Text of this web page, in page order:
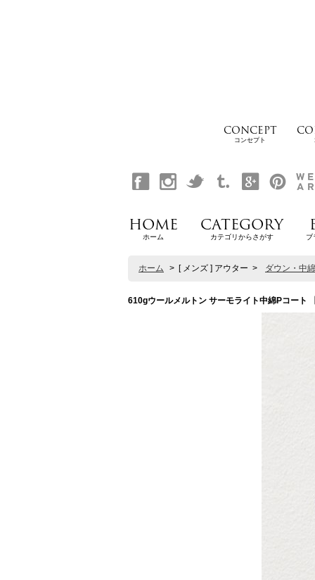
CONCEPT
コンセプト
HOME
ホーム
CATEGORY
カテゴリからさがす ブ
ホーム > [ メンズ ] アウター > ダウン・中綿
610gウールメルトン サーモライト中綿Pコート